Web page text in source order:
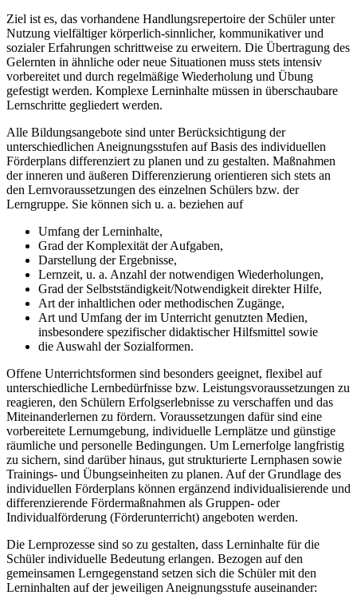
Ziel ist es, das vorhandene Handlungsrepertoire der Schüler unter
Nutzung vielfältiger körperlich-sinnlicher, kommunikativer und
sozialer Erfahrungen schrittweise zu erweitern. Die Übertragung des
Gelernten in ähnliche oder neue Situationen muss stets intensiv
vorbereitet und durch regelmäßige Wiederholung und Übung
gefestigt werden. Komplexe Lerninhalte müssen in überschaubare
Lernschritte gegliedert werden.
Alle Bildungsangebote sind unter Berücksichtigung der
unterschiedlichen Aneignungsstufen auf Basis des individuellen
Förderplans differenziert zu planen und zu gestalten. Maßnahmen
der inneren und äußeren Differenzierung orientieren sich stets an
den Lernvoraussetzungen des einzelnen Schülers bzw. der
Lerngruppe. Sie können sich u. a. beziehen auf
Umfang der Lerninhalte,
Grad der Komplexität der Aufgaben,
Darstellung der Ergebnisse,
Lernzeit, u. a. Anzahl der notwendigen Wiederholungen,
Grad der Selbstständigkeit/Notwendigkeit direkter Hilfe,
Art der inhaltlichen oder methodischen Zugänge,
Art und Umfang der im Unterricht genutzten Medien,
insbesondere spezifischer didaktischer Hilfsmittel sowie
die Auswahl der Sozialformen.
Offene Unterrichtsformen sind besonders geeignet, flexibel auf
unterschiedliche Lernbedürfnisse bzw. Leistungsvoraussetzungen zu
reagieren, den Schülern Erfolgserlebnisse zu verschaffen und das
Miteinanderlernen zu fördern. Voraussetzungen dafür sind eine
vorbereitete Lernumgebung, individuelle Lernplätze und günstige
räumliche und personelle Bedingungen. Um Lernerfolge langfristig
zu sichern, sind darüber hinaus, gut strukturierte Lernphasen sowie
Trainings- und Übungseinheiten zu planen. Auf der Grundlage des
individuellen Förderplans können ergänzend individualisierende und
differenzierende Fördermaßnahmen als Gruppen- oder
Individualförderung (Förderunterricht) angeboten werden.
Die Lernprozesse sind so zu gestalten, dass Lerninhalte für die
Schüler individuelle Bedeutung erlangen. Bezogen auf den
gemeinsamen Lerngegenstand setzen sich die Schüler mit den
Lerninhalten auf der jeweiligen Aneignungsstufe auseinander: